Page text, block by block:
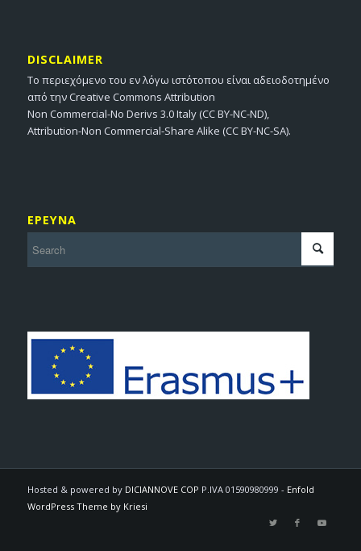
DISCLAIMER
Το περιεχόμενο του εν λόγω ιστότοπου είναι αδειοδοτημένο
από την Creative Commons Attribution
Non Commercial-No Derivs 3.0 Italy (CC BY-NC-ND),
Attribution-Non Commercial-Share Alike (CC BY-NC-SA).
ΕΡΕΥΝΑ
Hosted & powered by DICIANNOVE COP P.IVA 01590980999 - Enfold
WordPress Theme by Kriesi